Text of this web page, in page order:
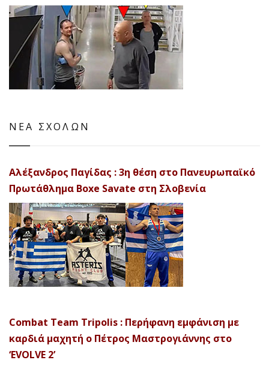
ΝΕΑ ΣΧΟΛΩΝ
Αλέξανδρος Παγίδας : 3η θέση στο Πανευρωπαϊκό
Πρωτάθλημα Boxe Savate στη Σλοβενία
Combat Team Tripolis : Περήφανη εμφάνιση με
καρδιά μαχητή ο Πέτρος Μαστρογιάννης στο
‘EVOLVE 2’